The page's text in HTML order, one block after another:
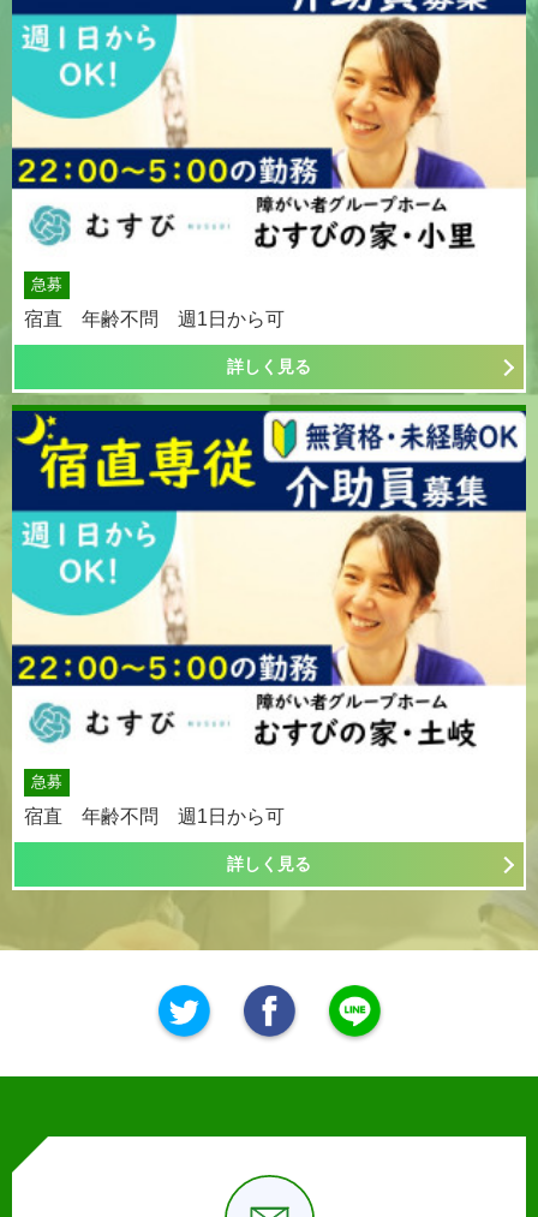
急募
宿直 年齢不問 週1日から可
詳しく見る
急募
宿直 年齢不問 週1日から可
詳しく見る